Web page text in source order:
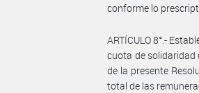
conforme lo
ARTÍCULO 8°.-
cuota de solidaridad
de la presente
total de las